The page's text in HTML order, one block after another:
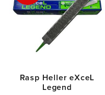
Rasp Heller eXceL
Legend